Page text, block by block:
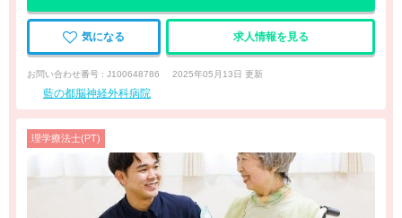
気になる 求人情報を見る
お問い合わせ番号 : J100648786 2025年05月13日 更新
藍の都脳神経外科病院
理学療法士(PT)